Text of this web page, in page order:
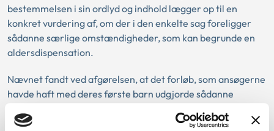
bestemmelsen i sin ordlyd og indhold lægger op til en
konkret vurdering af, om der i den enkelte sag foreligger
sådanne særlige omstændigheder, som kan begrunde en
aldersdispensation.
Nævnet fandt ved afgørelsen, at det forløb, som ansøgerne
havde haft med deres første barn udgjorde sådanne
meddele aldersdispensation til barn nr. 2. Uanset at